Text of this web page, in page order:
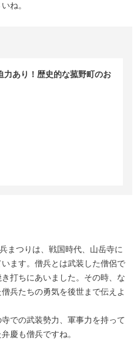
ね。
力あり！歴史的な菰野町のお
まつりは、戦国時代、山岳寺に
ます。僧兵とは武装した僧侶で
打ちにあいました。その時、な
兵たちの勇気を後世まで伝えよ
での武装勢力、軍事力を持って
慶も僧兵ですね。